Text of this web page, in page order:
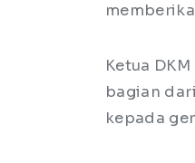
Ketua
bagian
kepada